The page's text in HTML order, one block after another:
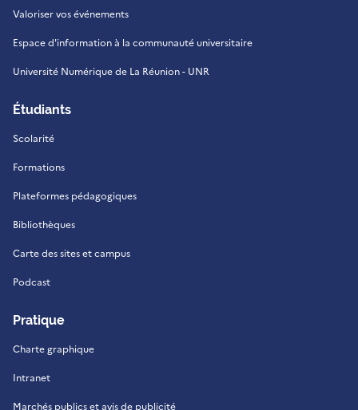
Valoriser vos événements
Espace d'information à la communauté universitaire
Université Numérique de La Réunion - UNR
Étudiants
Scolarité
Formations
Plateformes pédagogiques
Bibliothèques
Carte des sites et campus
Podcast
Pratique
Charte graphique
Intranet
Marchés publics et avis de publicité